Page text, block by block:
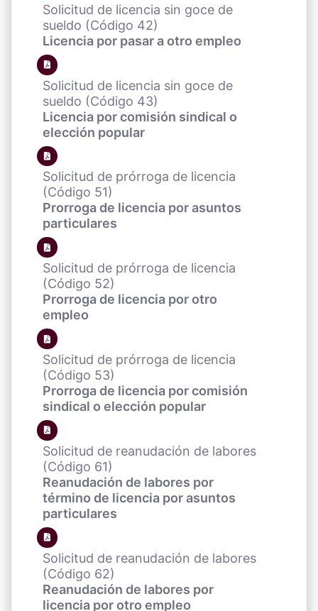
Solicitud de licencia sin goce de
sueldo (Código 42)
Licencia por pasar a otro empleo
Solicitud de licencia sin goce de
sueldo (Código 43)
Licencia por comisión sindical o
elección popular
Solicitud de prórroga de licencia
(Código 51)
Prorroga de licencia por asuntos
particulares
Solicitud de prórroga de licencia
(Código 52)
Prorroga de licencia por otro
empleo
Solicitud de prórroga de licencia
(Código 53)
Prorroga de licencia por comisión
sindical o elección popular
Solicitud de reanudación de labores
(Código 61)
Reanudación de labores por
término de licencia por asuntos
particulares
Solicitud de reanudación de labores
(Código 62)
Reanudación de labores por
licencia por otro empleo